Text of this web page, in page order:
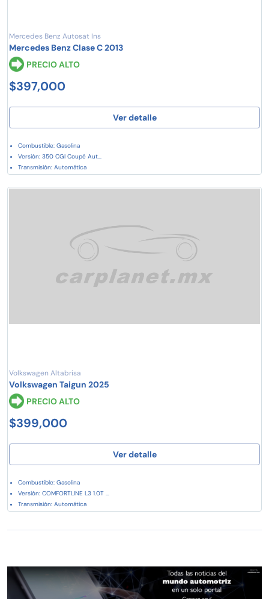
Mercedes Benz Autosat Ins
Mercedes Benz Clase C 2013
PRECIO ALTO
$397,000
Ver detalle
Combustible: Gasolina
Versión: 350 CGI Coupé Aut...
Transmisión: Automática
Volkswagen Altabrisa
Volkswagen Taigun 2025
PRECIO ALTO
$399,000
Ver detalle
Combustible: Gasolina
Versión: COMFORTLINE L3 1.0T ...
Transmisión: Automática